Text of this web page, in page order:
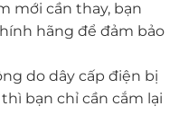
mới cần thay, bạn
hãng để đảm bảo
do dây cấp điện bị
bạn chỉ cần cắm lại